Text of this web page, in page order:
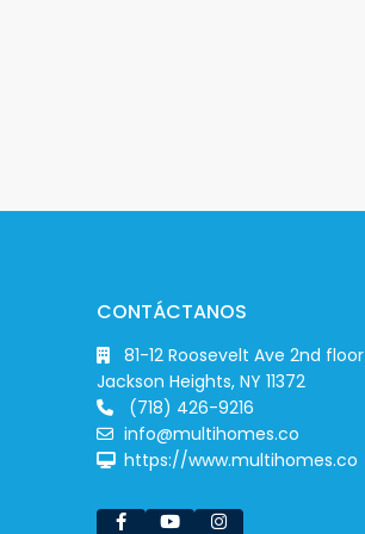
CONTÁCTANOS
81-12 Roosevelt Ave 2nd floor
Jackson Heights, NY 11372
(718) 426-9216
info@multihomes.co
https://www.multihomes.co